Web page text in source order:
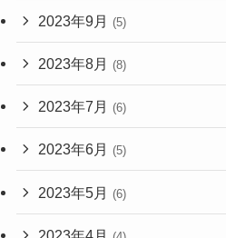
2023年9月 (5)
2023年8月 (8)
2023年7月 (6)
2023年6月 (5)
2023年5月 (6)